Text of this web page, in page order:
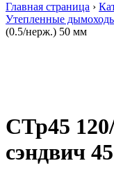
Главная страница ›
Утепленные
(0.5/нерж.) 50 мм
СТр45
сэндвич